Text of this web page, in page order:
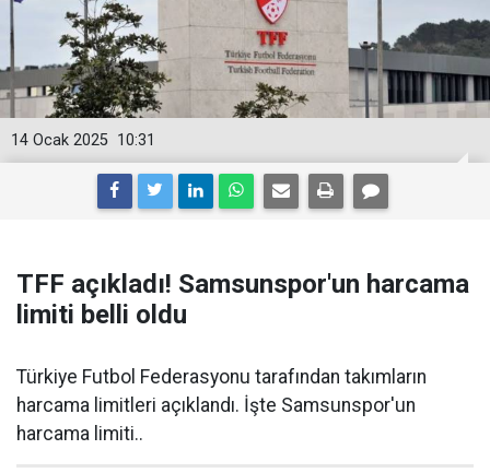
10:31
14 Ocak 2025
TFF açıkladı! Samsunspor'un harcama
limiti belli oldu
Türkiye Futbol Federasyonu tarafından takımların
harcama limitleri açıklandı. İşte Samsunspor'un
harcama limiti..